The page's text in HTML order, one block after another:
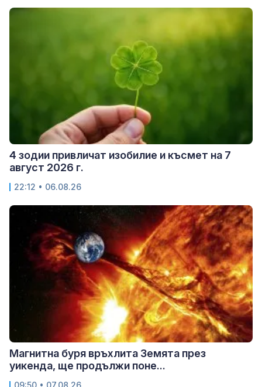
4 зодии привличат изобилие и късмет на 7
август 2026 г.
22:12 • 06.08.26
Магнитна буря връхлита Земята през
уикенда, ще продължи поне...
09:50 • 07.08.26